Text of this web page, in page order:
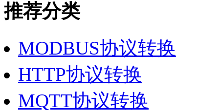
推荐分类
MODBUS协议转换
HTTP协议转换
MQTT协议转换